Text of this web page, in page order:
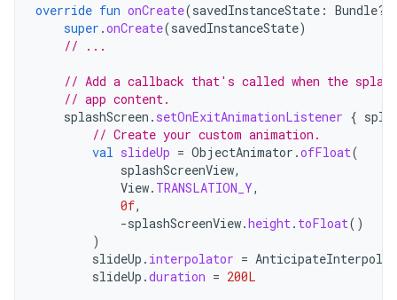
override fun onCreate(savedInstanceState : Bundle?)
super .onCreate(savedInstanceState)
// ...
// Add a callback that's called when the
// app content.
splashScreen . setOnExitAnimationListener {
// Create your custom animation.
val slideUp = ObjectAnimator .ofFloat(
splashScreenView,
View. TRANSLATION_Y,
0f,
-splashScreenView.height. toFloat()
)
slideUp . interpolator =
slideUp .duration = 200L